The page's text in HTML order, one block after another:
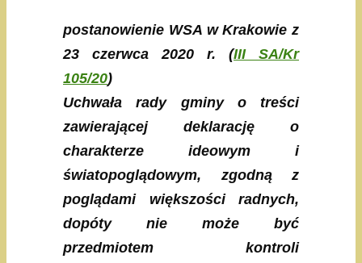
postanowienie WSA w Krakowie z
23 czerwca 2020 r. (III SA/Kr
105/20)
Uchwała rady gminy o treści
zawierającej deklarację o
charakterze ideowym i
światopoglądowym, zgodną z
poglądami większości radnych,
dopóty nie może być
przedmiotem kontroli